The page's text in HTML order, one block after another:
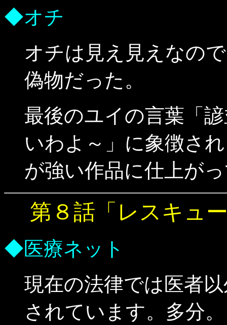
◆オチ
オチは見え見えなの
偽物だった。
最後のユイの言葉「
いわよ～」に象徴さ
が強い作品に仕上が
第８話「レスキュ
◆医療ネット
現在の法律では医者
されています。多分。